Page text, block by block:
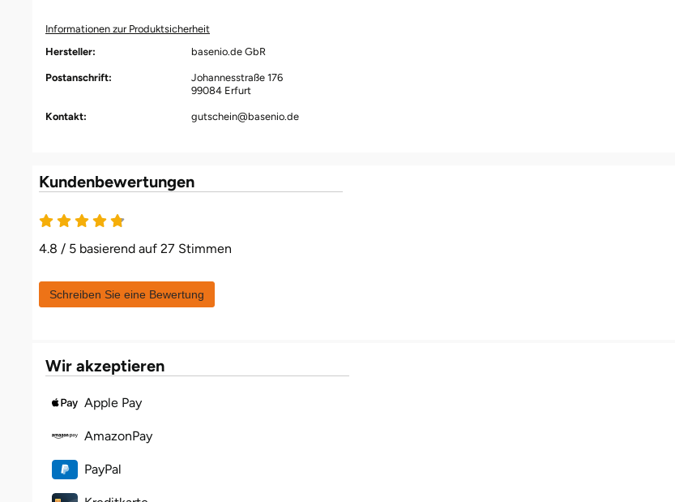
Informationen zur Produktsicherheit
Hersteller:
basenio.de GbR
Postanschrift:
Johannesstraße 176
99084 Erfurt
Kontakt: gutschein@basenio.de
Kundenbewertungen
4.8 / 5 basierend auf 27 Stimmen
Schreiben Sie eine Bewertung
Wir akzeptieren
Apple Pay
AmazonPay
PayPal
Fürth
Gera
Gersfeld
Göppingen
Hanau